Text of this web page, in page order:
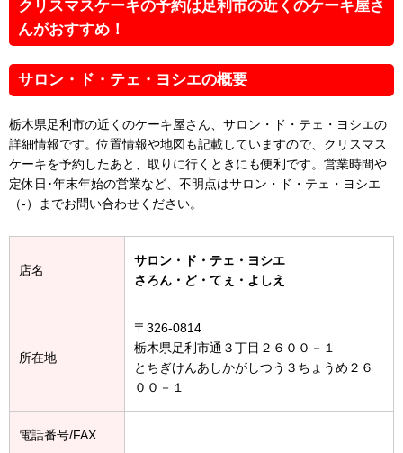
クリスマスケーキの予約は足利市の近くのケーキ屋さ
んがおすすめ！
サロン・ド・テェ・ヨシエの概要
栃木県足利市の近くのケーキ屋さん、サロン・ド・テェ・ヨシエの
詳細情報です。位置情報や地図も記載していますので、クリスマス
ケーキを予約したあと、取りに行くときにも便利です。営業時間や
定休日･年末年始の営業など、不明点はサロン・ド・テェ・ヨシエ
（-）までお問い合わせください。
店名
サロン・ド・テェ・ヨシエ
さろん・ど・てぇ・よしえ
所在地
〒326-0814
栃木県足利市通３丁目２６００－１
とちぎけんあしかがしつう３ちょうめ２６
００－１
電話番号/FAX